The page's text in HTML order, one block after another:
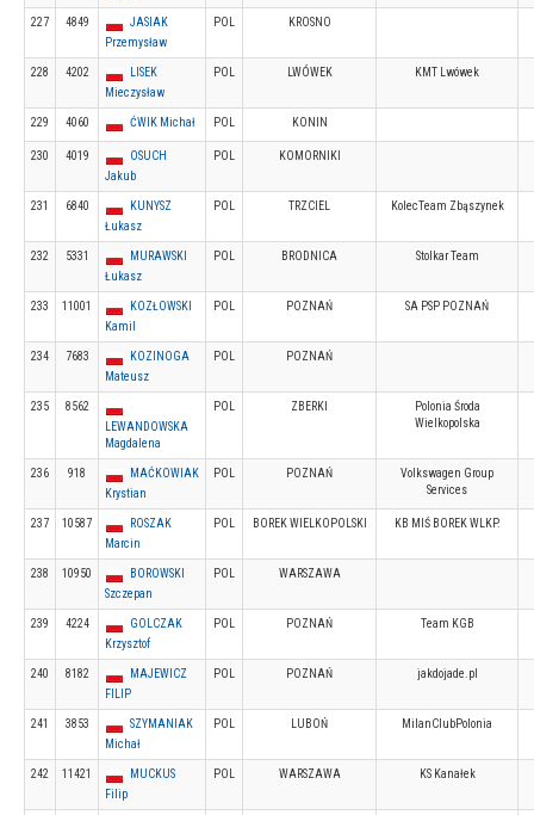
227 4849
JASIAK
Przemysław
POL KROSNO
228 4202
LISEK
Mieczysław
POL LWÓWEK KMT Lwówek
229 4060 ĆWIK Michał POL KONIN
230 4019
OSUCH
Jakub
POL KOMORNIKI
231 6840
KUNYSZ
Łukasz
POL TRZCIEL KolecTeam Zbąszynek
232 5331
MURAWSKI
Łukasz
POL BRODNICA Stolkar Team
233 11001
KOZŁOWSKI
Kamil
POL POZNAŃ SA PSP POZNAŃ
234 7683
KOZINOGA
Mateusz
POL POZNAŃ
235
8562
LEWANDOWSKA
Magdalena
POL ZBERKI
Polonia Środa
Wielkopolska
236 918
MAĆKOWIAK
Krystian
POL POZNAŃ
Volkswagen Group
Services
237 10587
ROSZAK
Marcin
POL BOREK WIELKOPOLSKI KB MIŚ BOREK WLKP.
238 10950
BOROWSKI
Szczepan
POL WARSZAWA
239 4224
GOLCZAK
Krzysztof
POL POZNAŃ Team KGB
240 8182
MAJEWICZ
FILIP
POL POZNAŃ jakdojade.pl
241 3853
SZYMANIAK
Michał
POL LUBOŃ MilanClubPolonia
242 11421
MUCKUS
Filip
POL WARSZAWA KS Kanałek